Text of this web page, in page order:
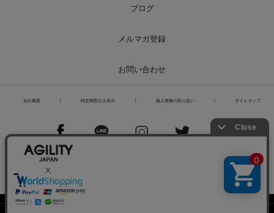
ブログ
メルマガ登録
お問い合わせ
会社概要 特定商取引法表示 個人情報の取り扱い サイトマップ